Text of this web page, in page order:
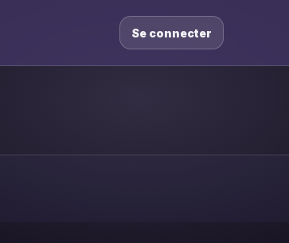
Se connecter